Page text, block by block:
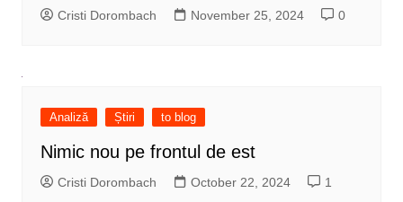
Cristi Dorombach November 25, 2024 0
Analiză Știri to blog
Nimic nou pe frontul de est
Cristi Dorombach October 22, 2024 1